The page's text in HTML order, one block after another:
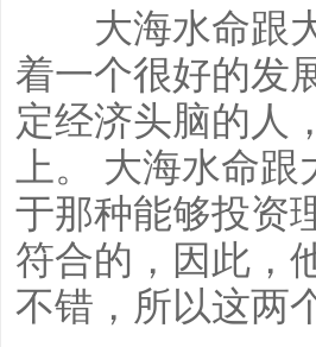
大海水命跟大
着一个很好的发
定经济头脑的人
上。 大海水命
于那种能够投资
符合的，因此，
不错，所以这两